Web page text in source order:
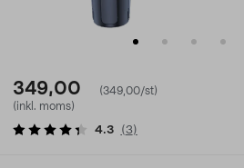
349,00
(349,00/st)
(inkl. moms)
4.3 (3)